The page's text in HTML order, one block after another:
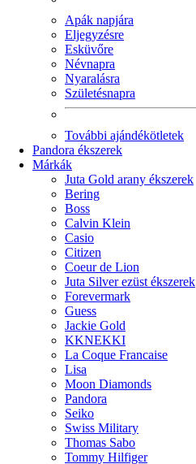
Apák napjára
Eljegyzésre
Esküvőre
Névnapra
Nyaralásra
Születésnapra
További ajándékötletek
Pandora ékszerek
Márkák
Juta Gold arany ékszerek
Bering
Boss
Calvin Klein
Casio
Citizen
Coeur de Lion
Juta Silver ezüst ékszerek
Forevermark
Guess
Jackie Gold
KKNEKKI
La Coque Francaise
Lisa
Moon Diamonds
Pandora
Seiko
Swiss Military
Thomas Sabo
Tommy Hilfiger